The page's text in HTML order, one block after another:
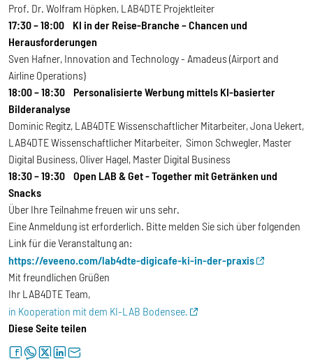
Prof. Dr. Wolfram Höpken, LAB4DTE Projektleiter
17:30 – 18:00 KI in der Reise-Branche – Chancen und
Herausforderungen
Sven Hafner, Innovation and Technology - Amadeus (Airport and
Airline Operations)
18:00 – 18:30 Personalisierte Werbung mittels KI-basierter
Bilderanalyse
Dominic Regitz, LAB4DTE Wissenschaftlicher Mitarbeiter, Jona Uekert,
LAB4DTE Wissenschaftlicher Mitarbeiter, Simon Schwegler, Master
Digital Business, Oliver Hagel, Master Digital Business
18:30 – 19:30 Open LAB & Get - Together mit Getränken und
Snacks
Über Ihre Teilnahme freuen wir uns sehr.
Eine Anmeldung ist erforderlich. Bitte melden Sie sich über folgenden
Link für die Veranstaltung an:
https://eveeno.com/lab4dte-digicafe-ki-in-der-praxis
Mit freundlichen Grüßen
Ihr LAB4DTE Team,
in Kooperation mit dem KI-LAB Bodensee.
Diese Seite teilen
facebookwhatsapptwitterlinkedinletter